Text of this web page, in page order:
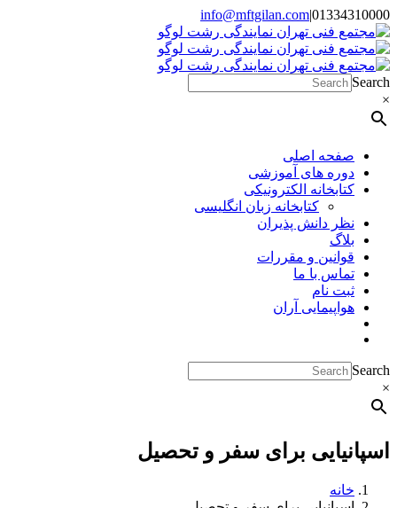
Skip
to
content
01334310000
|
info@mftgilan.com
Instagram
LinkedIn
Search
×
صفحه اصلی
دوره های آموزشی
کتابخانه الکترونیکی
کتابخانه زبان انگلیسی
نظر دانش پذیران
بلاگ
قوانین و مقررات
تماس با ما
ثبت نام
هواپیمایی آران
Search
×
اسپانیایی برای سفر و تحصیل
خانه